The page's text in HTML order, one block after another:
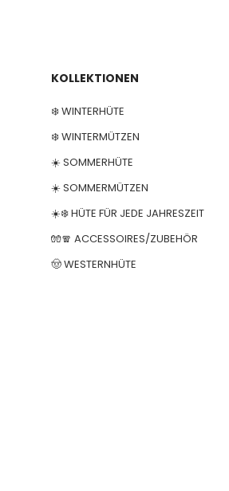
KOLLEKTIONEN
❄️ WINTERHÜTE
❄️ WINTERMÜTZEN
☀️ SOMMERHÜTE
☀️ SOMMERMÜTZEN
☀️❄️ HÜTE FÜR JEDE JAHRESZEIT
🧤🧣 ACCESSOIRES/ZUBEHÖR
🤠 WESTERNHÜTE